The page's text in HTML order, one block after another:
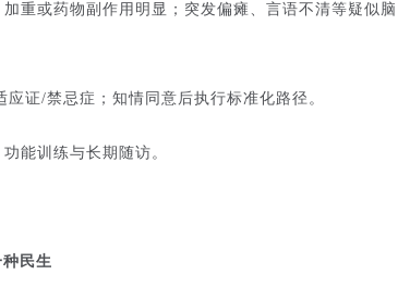
加重或药物副作用明显；突发偏瘫、言语不清等疑似脑
应证/禁忌症；知情同意后执行标准化路径。
能训练与长期随访。
民生